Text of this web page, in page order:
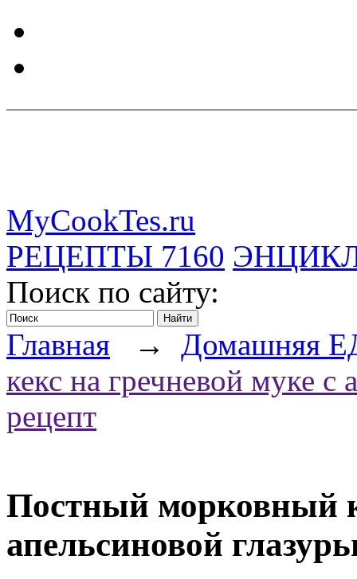
MyCookTes.ru
РЕЦЕПТЫ 7160
Поиск по сайту:
Главная → Домашняя
кекс на гречневой муке
рецепт
Постный морковный
апельсиновой